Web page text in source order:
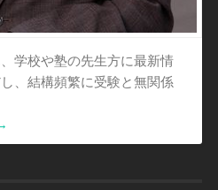
学校や塾の先生方に最新情
、結構頻繁に受験と無関係